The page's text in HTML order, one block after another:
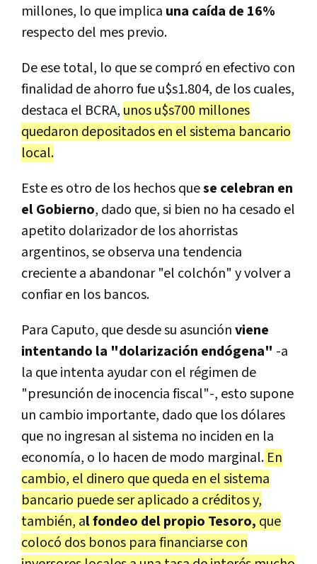
millones, lo que implica una caída de 16%
respecto del mes previo.
De ese total, lo que se compró en efectivo con
finalidad de ahorro fue u$s1.804, de los cuales,
destaca el BCRA, unos u$s700 millones
quedaron depositados en el sistema bancario
local.
Este es otro de los hechos quese celebran en
el Gobierno, dado que, si bien no ha cesado el
apetito dolarizador de los ahorristas
argentinos, se observa una tendencia
creciente a abandonar "el colchón" y volver a
confiar en los bancos.
Para Caputo, que desde su asunciónviene
intentando la "dolarización endógena" -a
la que intenta ayudar con el régimen de
"presunción de inocencia fiscal"-, esto supone
un cambio importante, dado que los dólares
que no ingresan al sistema no inciden en la
economía, o lo hacen de modo marginal. En
cambio, el dinero que queda en el sistema
bancario puede ser aplicado a créditos y,
también, al fondeo del propio Tesoro, que
colocó dos bonos para financiarse con